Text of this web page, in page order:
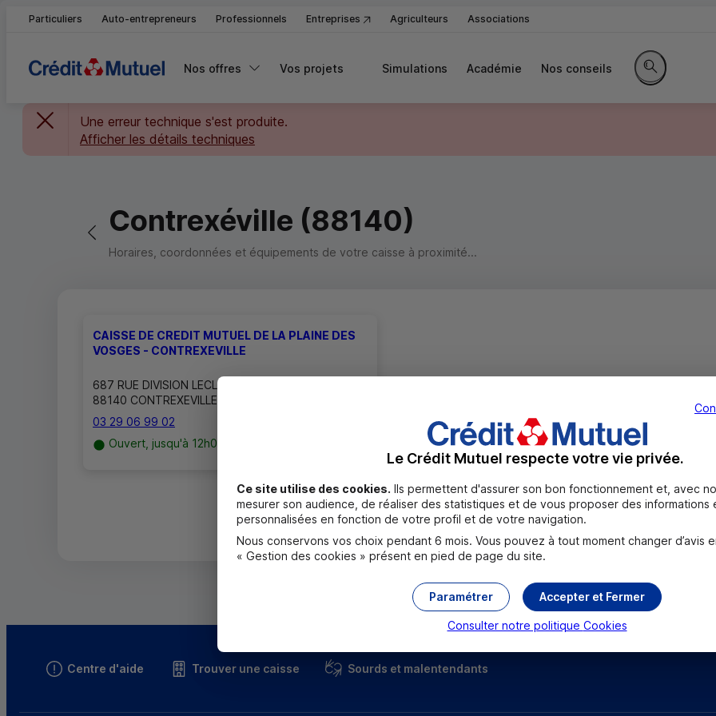
Particuliers Auto-entrepreneurs Professionnels Entreprises Agriculteurs Associations
Nos offres Vos projets Simulations Académie Nos conseils
Rechercher
Une erreur technique s'est produite.
Afficher les détails techniques
Retour vers la page précédente
Contrexéville (88140)
Horaires, coordonnées et équipements de votre caisse à proximité...
CAISSE DE CREDIT MUTUEL DE LA PLAINE DES
VOSGES - CONTREXEVILLE
687 RUE DIVISION LECLERC
88140 CONTREXEVILLE
03 29 06 99 02
Ouvert, jusqu'à 12h00
Toutes les localités
Centre d'aide Trouver une caisse Sourds et malentendants
Le Crédit Mutuel respecte votre vie privée.
Ce site utilise des cookies. Ils permettent d'assurer son bon fonctionnement et, avec
mesurer son audience, de réaliser des statistiques et de vous proposer des informations
personnalisées en fonction de votre profil et de votre navigation.
Nous conservons vos choix pendant 6 mois. Vous pouvez à tout moment changer d’avis
« Gestion des cookies » présent en pied de page du site.
Accepter et Fermer
Paramétrer
Consulter notre politique Cookies